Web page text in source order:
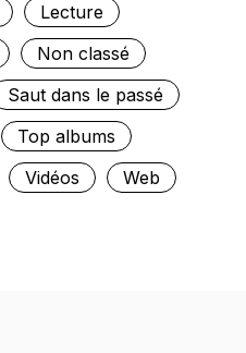
Lecture
Non classé
Saut dans le passé
Top albums
Vidéos Web